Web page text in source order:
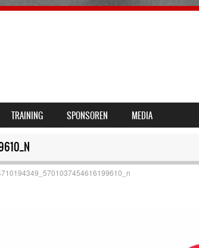
TRAINING SPONSOREN MEDIA